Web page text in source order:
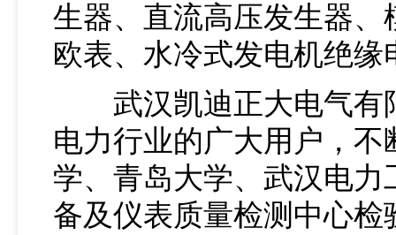
生器、直流高压发生器、
欧表、水冷式发电机绝缘
武汉凯迪正大电气有限
电力行业的广大用户，
学、青岛大学、武汉电
备及仪表质量检测中心检